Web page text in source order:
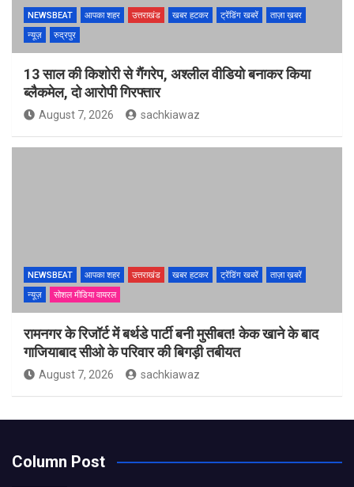
NEWSBEAT आपका शहर उत्तराखंड खबर हटकर ट्रेंडिंग खबरें
ताज़ा ख़बर
न्यूज़
रुद्रपुर
13 साल की किशोरी से गैंगरेप, अश्लील वीडियो बनाकर किया
ब्लैकमेल, दो आरोपी गिरफ्तार
August 7, 2026 sachkiawaz
NEWSBEAT आपका शहर उत्तराखंड खबर हटकर ट्रेंडिंग खबरें
ताज़ा ख़बरें
न्यूज़
सोशल मीडिया वायरल
रामनगर के रिजॉर्ट में बर्थडे पार्टी बनी मुसीबत! केक खाने के बाद
गाजियाबाद सीओ के परिवार की बिगड़ी तबीयत
August 7, 2026 sachkiawaz
Column Post